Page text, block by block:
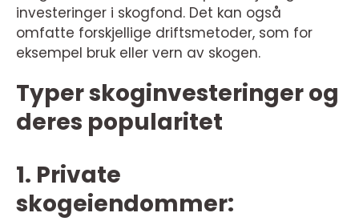
investeringer i skogfond. Det kan også
omfatte forskjellige driftsmetoder, som for
eksempel bruk eller vern av skogen.
Typer skoginvesteringer og
deres popularitet
1. Private
skogeiendommer: